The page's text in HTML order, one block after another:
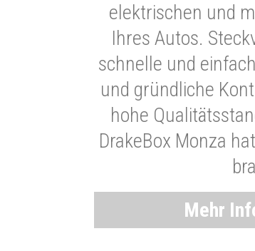
elektrischen und
Ihres Autos.
schnelle und
und gründliche
hohe
DrakeBox Monza
Mehr